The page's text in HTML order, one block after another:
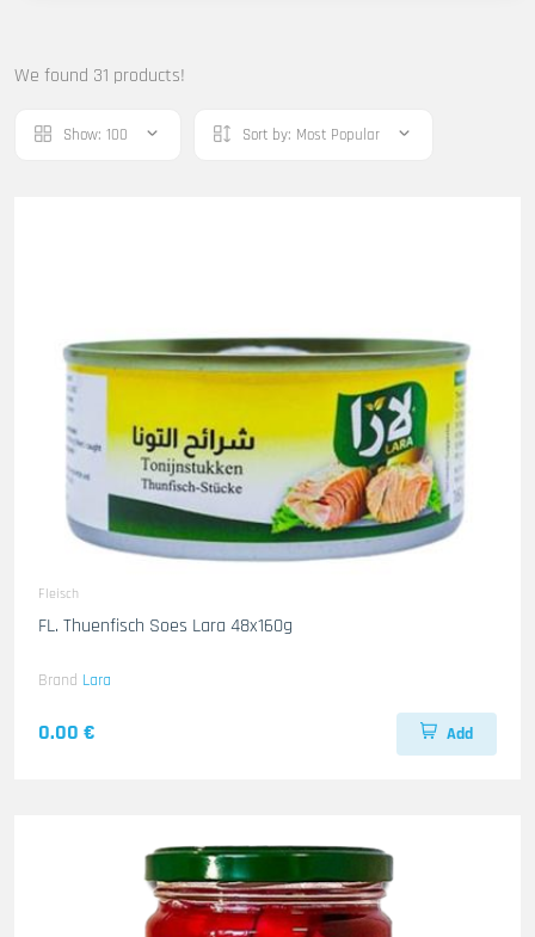
We found 31 products!
Show: 100 Sort by: Most Popular
Fleisch
FL. Thuenfisch Soes Lara 48x160g
Brand Lara
0.00 € Add